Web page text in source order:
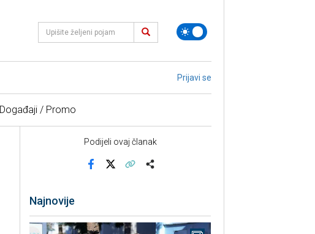
Prijavi se
Događaji / Promo
Podijeli ovaj članak
Najnovije